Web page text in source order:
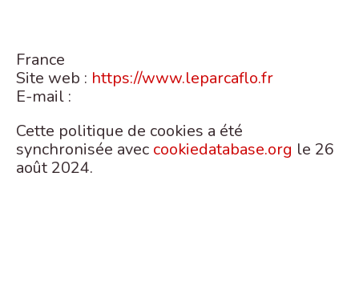
France
Site web : https://www.leparcaflo.fr
E-mail :
Cette politique de cookies a été
synchronisée avec cookiedatabase.org le 26
août 2024.